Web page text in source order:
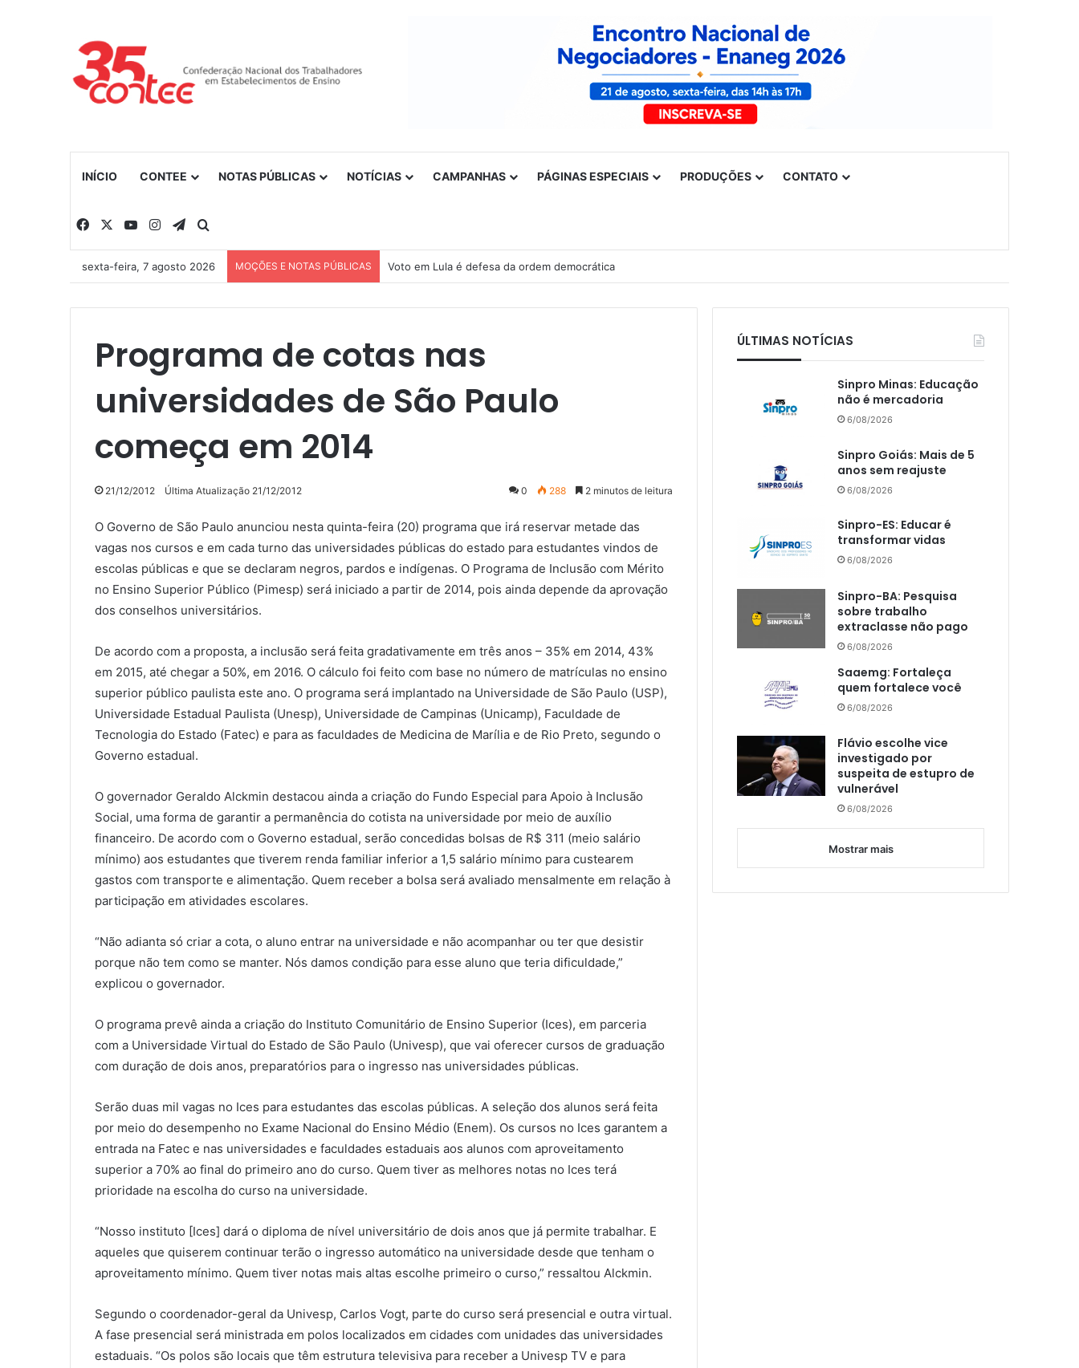
INÍCIO CONTEE NOTAS PÚBLICAS NOTÍCIAS CAMPANHAS PÁGINAS ESPECIAIS PRODUÇÕES CONTATO
Facebook YouTubeInstagramTelegram
sexta-feira, 7 agosto 2026 MOÇÕES E NOTAS PÚBLICAS Voto em Lula é defesa da ordem democrática
Programa de cotas nas
universidades de São Paulo
começa em 2014
21/12/2012 Última Atualização 21/12/2012 0 288 2 minutos de leitura
O Governo de São Paulo anunciou nesta quinta-feira (20) programa que irá reservar metade das
vagas nos cursos e em cada turno das universidades públicas do estado para estudantes vindos de
escolas públicas e que se declaram negros, pardos e indígenas. O Programa de Inclusão com Mérito
no Ensino Superior Público (Pimesp) será iniciado a partir de 2014, pois ainda depende da aprovação
dos conselhos universitários.
De acordo com a proposta, a inclusão será feita gradativamente em três anos – 35% em 2014, 43%
em 2015, até chegar a 50%, em 2016. O cálculo foi feito com base no número de matrículas no ensino
superior público paulista este ano. O programa será implantado na Universidade de São Paulo (USP),
Universidade Estadual Paulista (Unesp), Universidade de Campinas (Unicamp), Faculdade de
Tecnologia do Estado (Fatec) e para as faculdades de Medicina de Marília e de Rio Preto, segundo o
Governo estadual.
O governador Geraldo Alckmin destacou ainda a criação do Fundo Especial para Apoio à Inclusão
Social, uma forma de garantir a permanência do cotista na universidade por meio de auxílio
financeiro. De acordo com o Governo estadual, serão concedidas bolsas de R$ 311 (meio salário
mínimo) aos estudantes que tiverem renda familiar inferior a 1,5 salário mínimo para custearem
gastos com transporte e alimentação. Quem receber a bolsa será avaliado mensalmente em relação à
participação em atividades escolares.
“Não adianta só criar a cota, o aluno entrar na universidade e não acompanhar ou ter que desistir
porque não tem como se manter. Nós damos condição para esse aluno que teria dificuldade,”
explicou o governador.
O programa prevê ainda a criação do Instituto Comunitário de Ensino Superior (Ices), em parceria
com a Universidade Virtual do Estado de São Paulo (Univesp), que vai oferecer cursos de graduação
com duração de dois anos, preparatórios para o ingresso nas universidades públicas.
Serão duas mil vagas no Ices para estudantes das escolas públicas. A seleção dos alunos será feita
por meio do desempenho no Exame Nacional do Ensino Médio (Enem). Os cursos no Ices garantem a
entrada na Fatec e nas universidades e faculdades estaduais aos alunos com aproveitamento
superior a 70% ao final do primeiro ano do curso. Quem tiver as melhores notas no Ices terá
prioridade na escolha do curso na universidade.
“Nosso instituto [Ices] dará o diploma de nível universitário de dois anos que já permite trabalhar. E
aqueles que quiserem continuar terão o ingresso automático na universidade desde que tenham o
aproveitamento mínimo. Quem tiver notas mais altas escolhe primeiro o curso,” ressaltou Alckmin.
Segundo o coordenador-geral da Univesp, Carlos Vogt, parte do curso será presencial e outra virtual.
A fase presencial será ministrada em polos localizados em cidades com unidades das universidades
estaduais. “Os polos são locais que têm estrutura televisiva para receber a Univesp TV e para
ÚLTIMAS NOTÍCIAS
Sinpro Minas: Educação
não é mercadoria
6/08/2026
Sinpro Goiás: Mais de 5
anos sem reajuste
6/08/2026
Sinpro-ES: Educar é
transformar vidas
6/08/2026
Sinpro-BA: Pesquisa
sobre trabalho
extraclasse não pago
6/08/2026
Saaemg: Fortaleça
quem fortalece você
6/08/2026
Flávio escolhe vice
investigado por
suspeita de estupro de
vulnerável
6/08/2026
Mostrar mais